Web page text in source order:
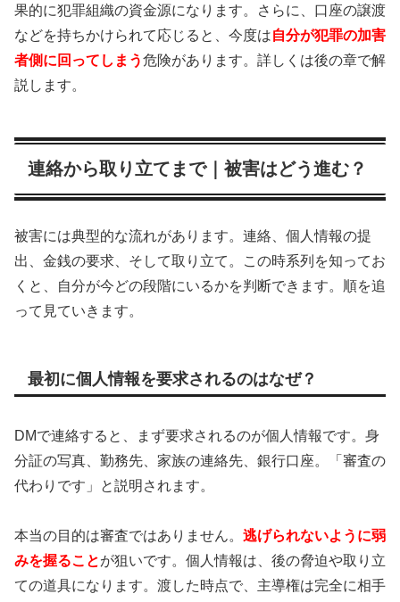
果的に犯罪組織の資金源になります。さらに、口座の譲渡
などを持ちかけられて応じると、今度は自分が犯罪の加害
者側に回ってしまう危険があります。詳しくは後の章で解
説します。
連絡から取り立てまで｜被害はどう進む？
被害には典型的な流れがあります。連絡、個人情報の提
出、金銭の要求、そして取り立て。この時系列を知ってお
くと、自分が今どの段階にいるかを判断できます。順を追
って見ていきます。
最初に個人情報を要求されるのはなぜ？
DMで連絡すると、まず要求されるのが個人情報です。身
分証の写真、勤務先、家族の連絡先、銀行口座。「審査の
代わりです」と説明されます。
本当の目的は審査ではありません。 逃げられないように弱
みを握ることが狙いです。個人情報は、後の脅迫や取り立
ての道具になります。渡した時点で、主導権は完全に相手